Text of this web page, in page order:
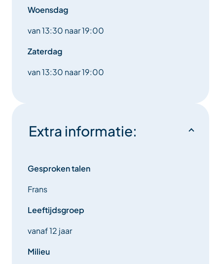
kleiduivenschieten een schoonmaakactie van de
omgeving blijft. De kleiduiven zijn van klei en
biologisch afbreekbaar.
Woensdag
van 13:30 naar 19:00
Zaterdag
van 13:30 naar 19:00
Extra informatie:
Gesproken talen
Frans
Leeftijdsgroep
vanaf 12 jaar
Milieu